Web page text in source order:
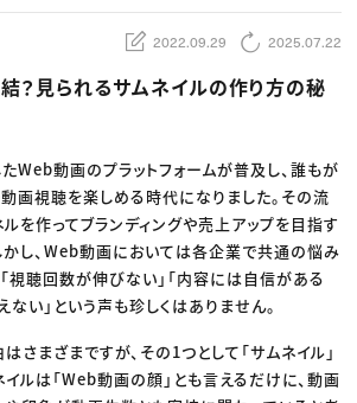
事情
ム
ビュー
トップ
からのお知らせ
ェッショナル×つながる×メディア
2022.09.29 2025.07.22
？見られるサムネイルの作り方の秘
Web動画のプラットフォームが普及し、誰もが
画視聴を楽しめる時代になりました。その流
を作ってブランディングや売上アップを目指す
かし、Web動画においては各企業で共通の悩み
視聴回数が伸びない」「内容には自信がある
い」という声も珍しくはありません。
まざまですが、その1つとして「サムネイル」
ルは「Web動画の顔」とも言えるだけに、動画